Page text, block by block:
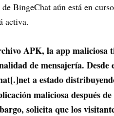
BingeChat aún está en
activa.
APK, la app
de mensajería. Desde
a estado
maliciosa después
solicita que los